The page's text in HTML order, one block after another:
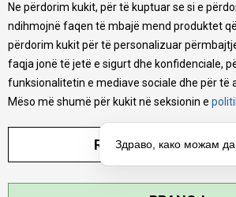
Ne bëjmë çmos që të ofrojmë një
të produkteve tona, ofrojmë edhe foto
mund të garantojmë që informacioni
gabime. Të gjitha produktet janë pjesë e
kjo nuk do të thotë se janë në
Ne përdorim kukit, për të kuptuar se si e
ndihmojnë faqen të mbajë mend produktet
përdorim kukit për të personalizuar
faqja jonë të jetë e sigurt dhe konfidenciale,
funksionalitetin e mediave sociale dhe për të
Mëso më shumë për kukit në seksionin e
RREGULLO
Здраво, како можам